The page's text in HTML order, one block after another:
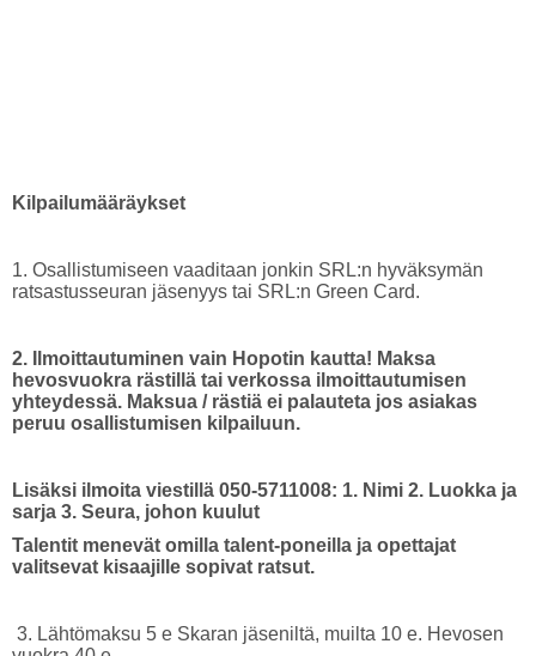
Kilpailumääräykset
1. Osallistumiseen vaaditaan jonkin SRL:n hyväksymän
ratsastusseuran jäsenyys tai SRL:n Green Card.
2. Ilmoittautuminen vain Hopotin kautta! Maksa
hevosvuokra rästillä tai verkossa ilmoittautumisen
yhteydessä. Maksua / rästiä ei palauteta jos asiakas
peruu osallistumisen kilpailuun.
Lisäksi ilmoita viestillä 050-5711008: 1. Nimi 2. Luokka ja
sarja 3. Seura, johon kuulut
Talentit menevät omilla talent-poneilla ja opettajat
valitsevat kisaajille sopivat ratsut.
3. Lähtömaksu 5 e Skaran jäseniltä, muilta 10 e. Hevosen